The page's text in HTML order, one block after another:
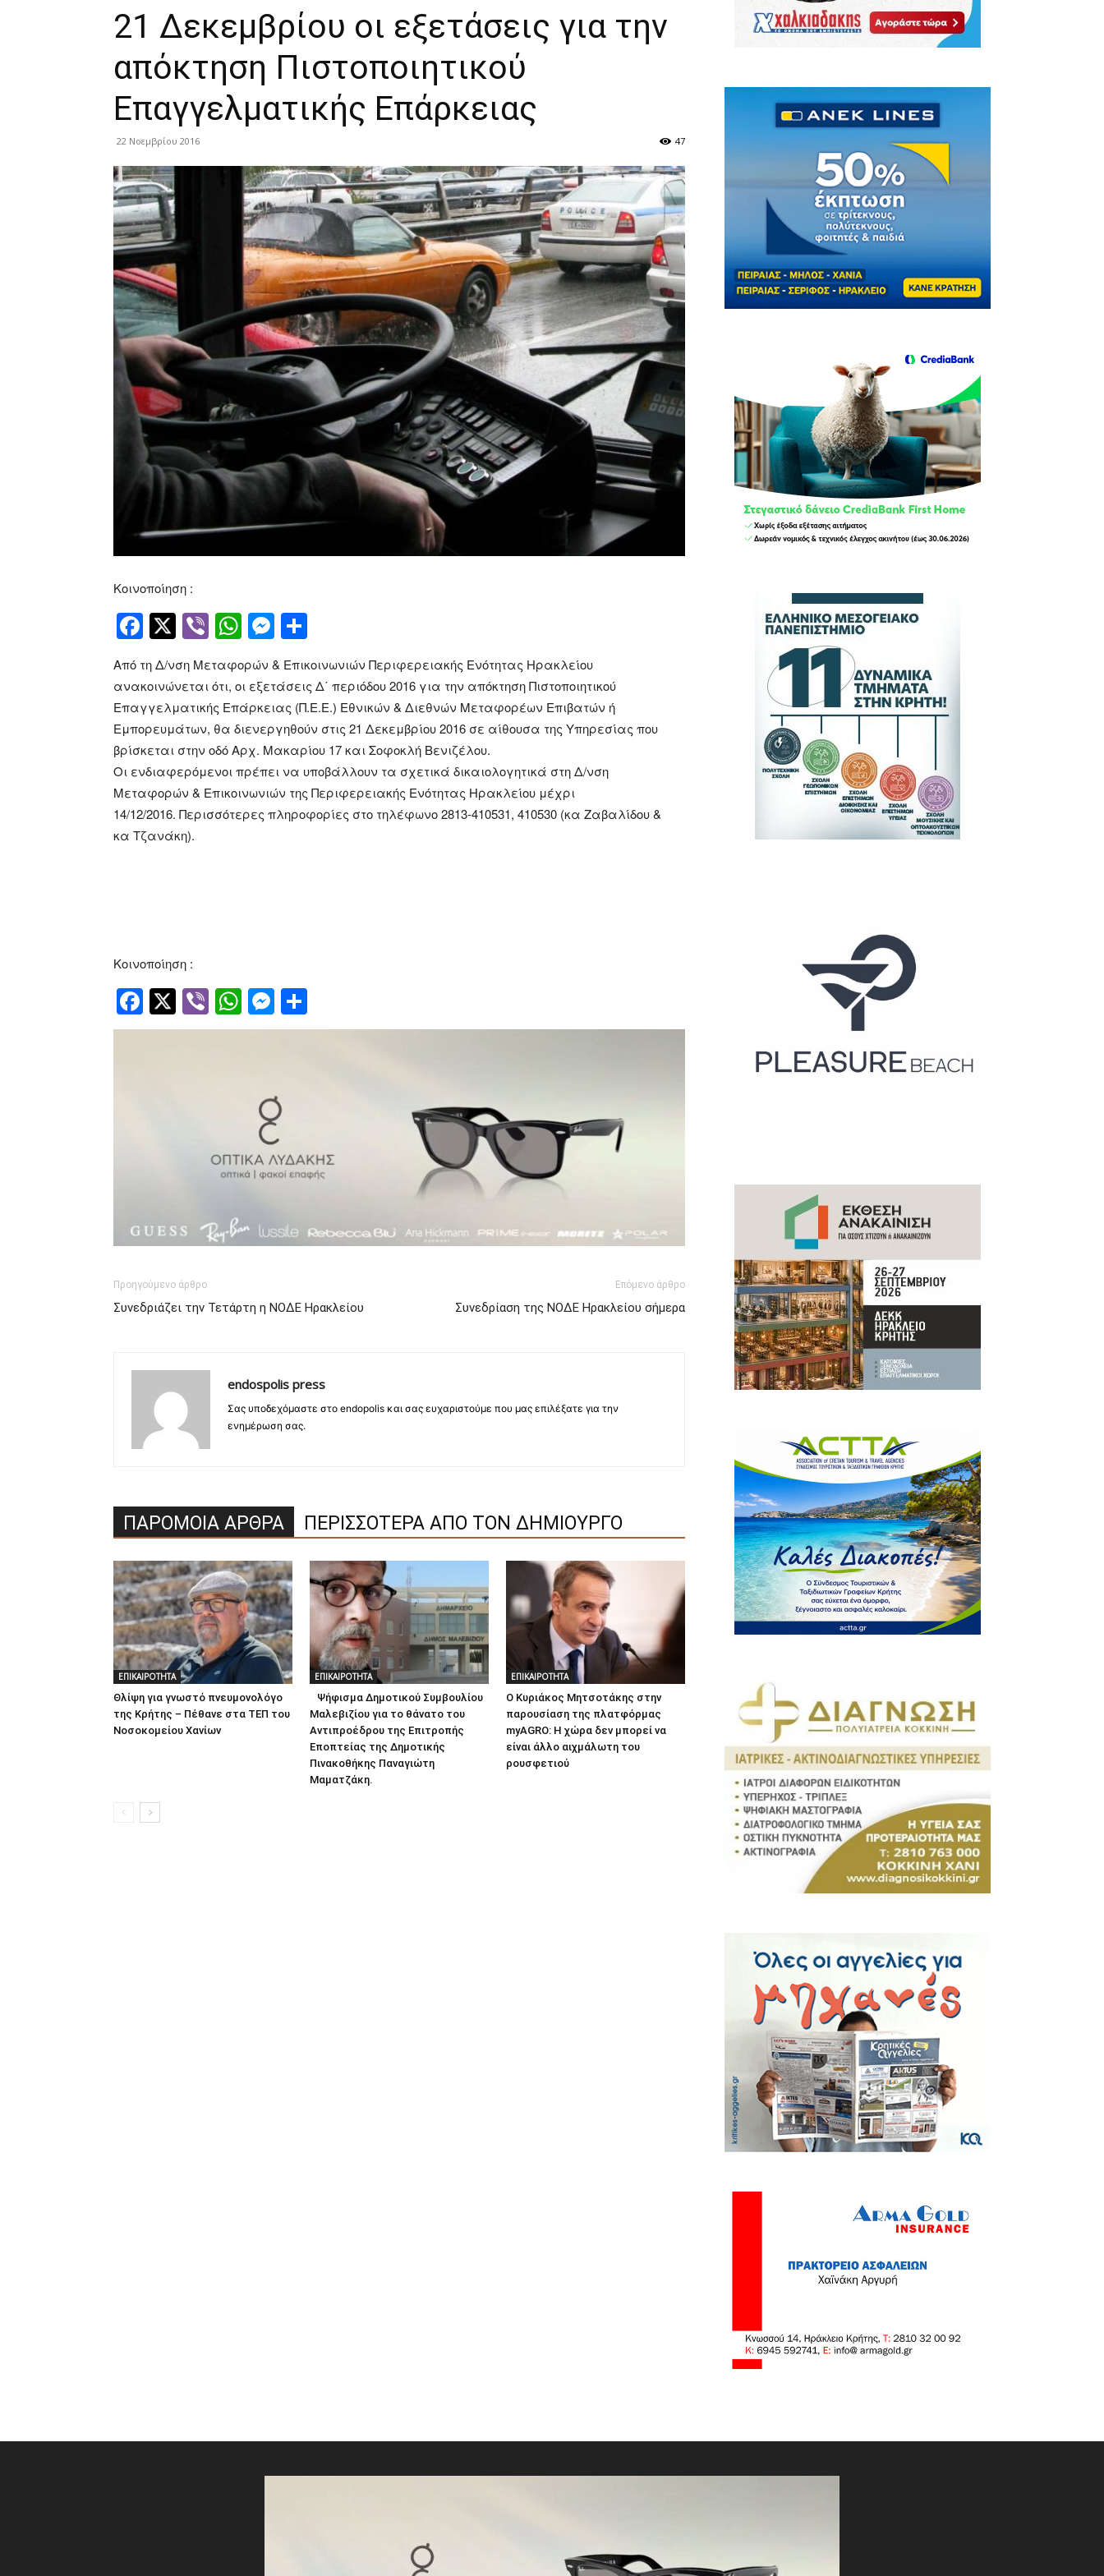
21 Δεκεμβρίου οι εξετάσεις για την
απόκτηση Πιστοποιητικού
Επαγγελματικής Επάρκειας
22 Νοεμβρίου 2016 47
Κοινοποίηση :
Facebook
Twitter
ViberWhatsApp
Messenger
Από τη Δ/νση Μεταφορών & Επικοινωνιών Περιφερειακής Ενότητας Ηρακλείου
ανακοινώνεται ότι, οι εξετάσεις Δ΄ περιόδου 2016 για την απόκτηση Πιστοποιητικού
Επαγγελματικής Επάρκειας (Π.Ε.Ε.) Εθνικών & Διεθνών Μεταφορέων Επιβατών ή
Εμπορευμάτων, θα διενεργηθούν στις 21 Δεκεμβρίου 2016 σε αίθουσα της Υπηρεσίας που
βρίσκεται στην οδό Αρχ. Μακαρίου 17 και Σοφοκλή Βενιζέλου.
Οι ενδιαφερόμενοι πρέπει να υποβάλλουν τα σχετικά δικαιολογητικά στη Δ/νση
Μεταφορών & Επικοινωνιών της Περιφερειακής Ενότητας Ηρακλείου μέχρι
14/12/2016. Περισσότερες πληροφορίες στο τηλέφωνο 2813-410531, 410530 (κα Ζαβαλίδου &
κα Τζανάκη).
Κοινοποίηση :
Facebook
Twitter
ViberWhatsApp
Messenger
Προηγούμενο άρθρο
Συνεδριάζει την Τετάρτη η ΝΟΔΕ Ηρακλείου
Επόμενο άρθρο
Συνεδρίαση της ΝΟΔΕ Ηρακλείου σήμερα
endospolis press
Σας υποδεχόμαστε στο endopolis και σας ευχαριστούμε που μας επιλέξατε για την
ενημέρωση σας.
ΠΑΡΟΜΟΙΑ ΑΡΘΡΑ ΠΕΡΙΣΣΟΤΕΡΑ ΑΠΟ ΤΟΝ ΔΗΜΙΟΥΡΓΟ
ΕΠΙΚΑΙΡΟΤΗΤΑ
Θλίψη για γνωστό πνευμονολόγο
της Κρήτης – Πέθανε στα ΤΕΠ του
Νοσοκομείου Χανίων
ΕΠΙΚΑΙΡΟΤΗΤΑ
Ψήφισμα Δημοτικού Συμβουλίου
Μαλεβιζίου για το θάνατο του
Αντιπροέδρου της Επιτροπής
Εποπτείας της Δημοτικής
Πινακοθήκης Παναγιώτη
Μαματζάκη.
ΕΠΙΚΑΙΡΟΤΗΤΑ
Ο Κυριάκος Μητσοτάκης στην
παρουσίαση της πλατφόρμας
myAGRO: Η χώρα δεν μπορεί να
είναι άλλο αιχμάλωτη του
ρουσφετιού